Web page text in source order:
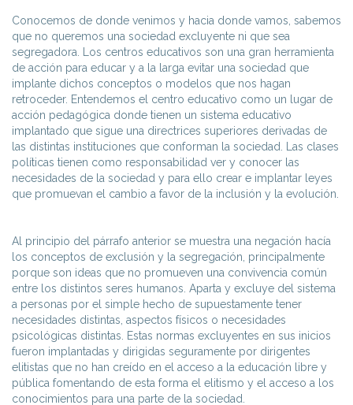
Conocemos de donde venimos y hacia donde vamos, sabemos
que no queremos una sociedad excluyente ni que sea
segregadora. Los centros educativos son una gran herramienta
de acción para educar y a la larga evitar una sociedad que
implante dichos conceptos o modelos que nos hagan
retroceder. Entendemos el centro educativo como un lugar de
acción pedagógica donde tienen un sistema educativo
implantado que sigue una directrices superiores derivadas de
las distintas instituciones que conforman la sociedad. Las clases
políticas tienen como responsabilidad ver y conocer las
necesidades de la sociedad y para ello crear e implantar leyes
que promuevan el cambio a favor de la inclusión y la evolución.
Al principio del párrafo anterior se muestra una negación hacía
los conceptos de exclusión y la segregación, principalmente
porque son ideas que no promueven una convivencia común
entre los distintos seres humanos. Aparta y excluye del sistema
a personas por el simple hecho de supuestamente tener
necesidades distintas, aspectos físicos o necesidades
psicológicas distintas. Estas normas excluyentes en sus inicios
fueron implantadas y dirigidas seguramente por dirigentes
elitistas que no han creído en el acceso a la educación libre y
pública fomentando de esta forma el elitismo y el acceso a los
conocimientos para una parte de la sociedad.